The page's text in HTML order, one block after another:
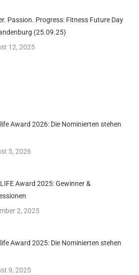
Passion. Progress: Fitness Future Day
(25.09.25)
12, 2025
Award 2026: Die Nominierten stehen
5, 2026
Award 2025: Gewinner &
2, 2025
Award 2025: Die Nominierten stehen
9, 2025